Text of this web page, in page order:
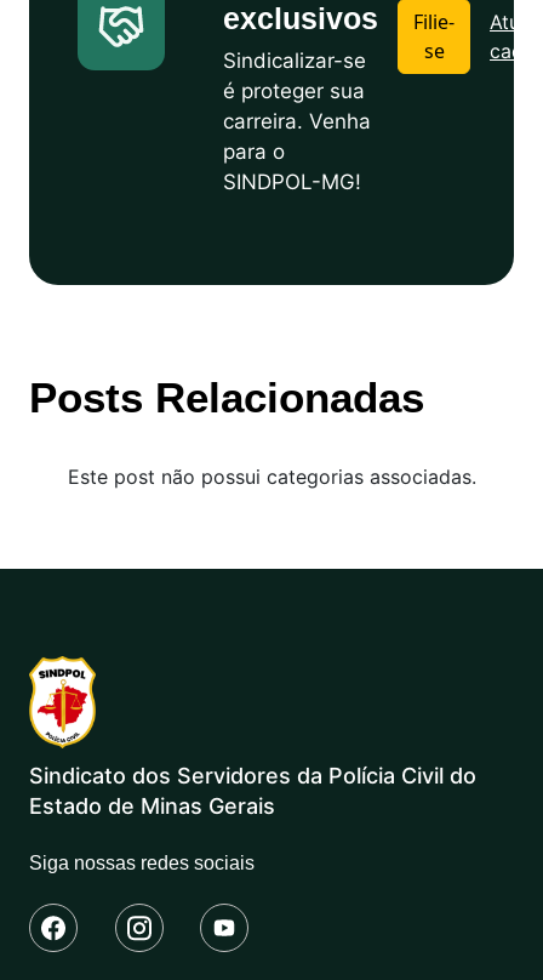
exclusivos
Sindicalizar-se
é proteger sua
carreira. Venha
para o
SINDPOL-MG!
Filie-
se
Posts Relacionadas
Este post não possui categorias associadas.
Sindicato dos Servidores da Polícia Civil do
Estado de Minas Gerais
Siga nossas redes sociais